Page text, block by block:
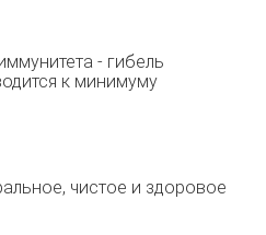
- гибель
к минимуму
чистое и здоровое